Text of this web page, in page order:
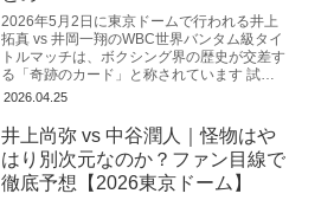
2026年5月2日に東京ドームで行われる井上
拓真 vs 井岡一翔のWBC世界バンタム級タイ
トルマッチは、ボクシング界の歴史が交差す
る「奇跡のカード」と称されています 試合
日程と会場 この歴史的な一戦は、2026年5
2026.04.25
井上尚弥 vs 中谷潤人｜怪物はや
はり別次元なのか？ファン目線で
徹底予想【2026東京ドーム】